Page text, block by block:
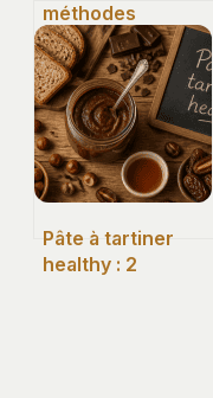
méthodes
éprouvées pour
sauver votre dîner
en moins de 20
minutes
Pâte à tartiner
healthy : 2